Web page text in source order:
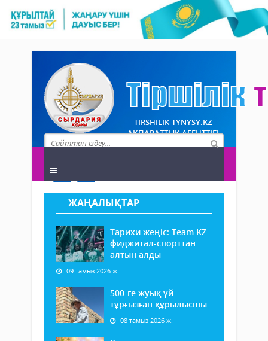
TIRSHILIK-TYNYSY.KZ
АҚПАРАТТЫҚ АГЕНТТІГІ
ЖАҢАЛЫҚТАР
Тарихи жеңіс: Team KZ
фиджитал-спорттан
алтын алды
09 тамыз 2026 ж.
500-ге жуық үй
тұрғызған құрылысшы
08 тамыз 2026 ж.